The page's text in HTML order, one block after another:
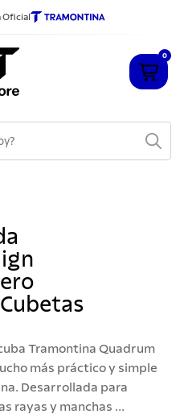
Oficial
0
Tramontina Quadrum
más práctico y simple
Desarrollada para
rayas y manchas ...